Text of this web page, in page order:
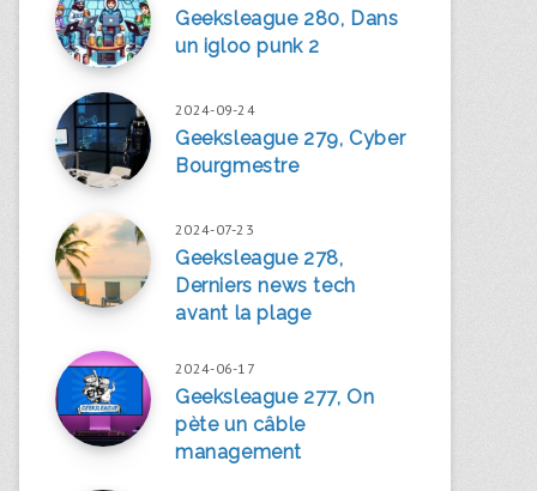
Geeksleague 280, Dans
un igloo punk 2
2024-09-24
Geeksleague 279, Cyber
Bourgmestre
2024-07-23
Geeksleague 278,
Derniers news tech
avant la plage
2024-06-17
Geeksleague 277, On
pète un câble
management